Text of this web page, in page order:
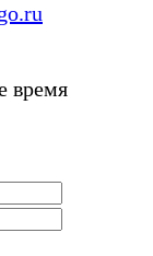
время